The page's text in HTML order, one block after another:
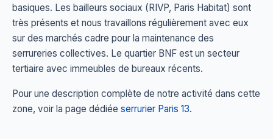
basiques. Les bailleurs sociaux (RIVP, Paris Habitat) sont
très présents et nous travaillons régulièrement avec eux
sur des marchés cadre pour la maintenance des
serrureries collectives. Le quartier BNF est un secteur
tertiaire avec immeubles de bureaux récents.
Pour une description complète de notre activité dans cette
zone, voir la page dédiée serrurier Paris 13.